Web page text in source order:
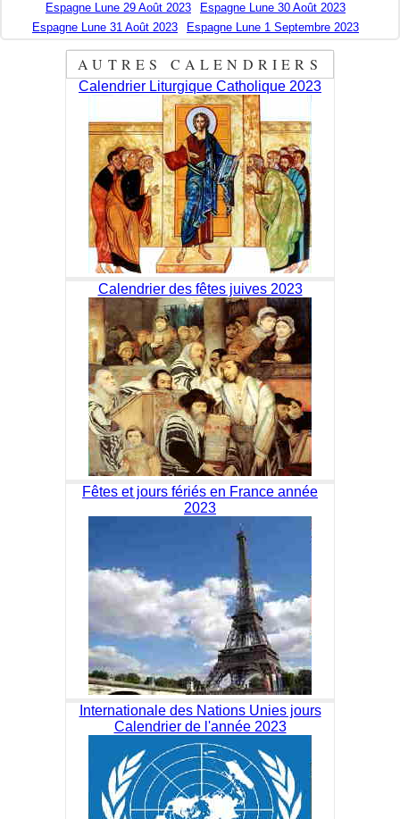
Espagne Lune 29 Août 2023
Espagne Lune 30 Août 2023
Espagne Lune 31 Août 2023
Espagne Lune 1 Septembre 2023
AUTRES CALENDRIERS
Calendrier Liturgique Catholique 2023
Calendrier des fêtes juives 2023
Fêtes et jours fériés en France année
2023
Internationale des Nations Unies jours
Calendrier de l'année 2023